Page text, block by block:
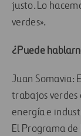
justo. Lo
verdes».
¿Puede
Juan Somavia:
trabajos verdes
energía e
El Programa de